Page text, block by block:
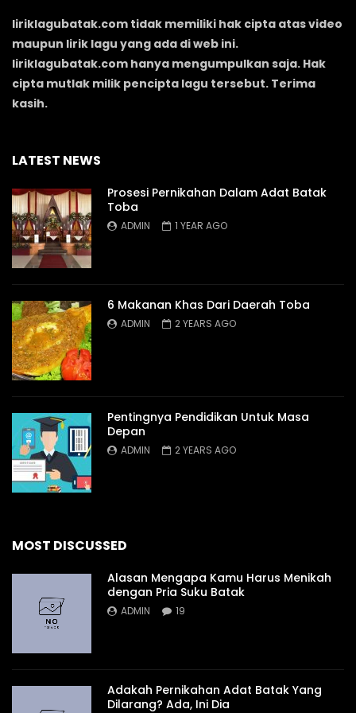
liriklagubatak.com tidak memiliki hak cipta atas video
maupun lirik lagu yang ada di web ini.
liriklagubatak.com hanya mengumpulkan saja. Hak
cipta mutlak milik pencipta lagu tersebut. Terima
kasih.
LATEST NEWS
Prosesi Pernikahan Dalam Adat Batak
Toba
ADMIN 1 YEAR AGO
6 Makanan Khas Dari Daerah Toba
ADMIN 2 YEARS AGO
Pentingnya Pendidikan Untuk Masa
Depan
ADMIN 2 YEARS AGO
MOST DISCUSSED
Alasan Mengapa Kamu Harus Menikah
dengan Pria Suku Batak
ADMIN 19
Adakah Pernikahan Adat Batak Yang
Dilarang? Ada, Ini Dia